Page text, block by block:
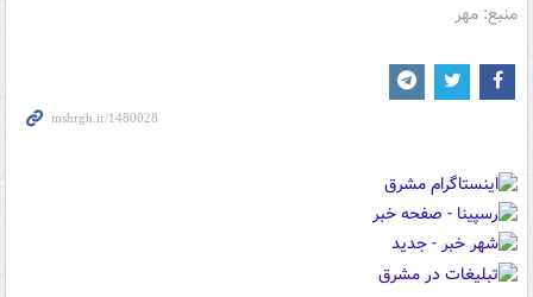
منبع: مهر